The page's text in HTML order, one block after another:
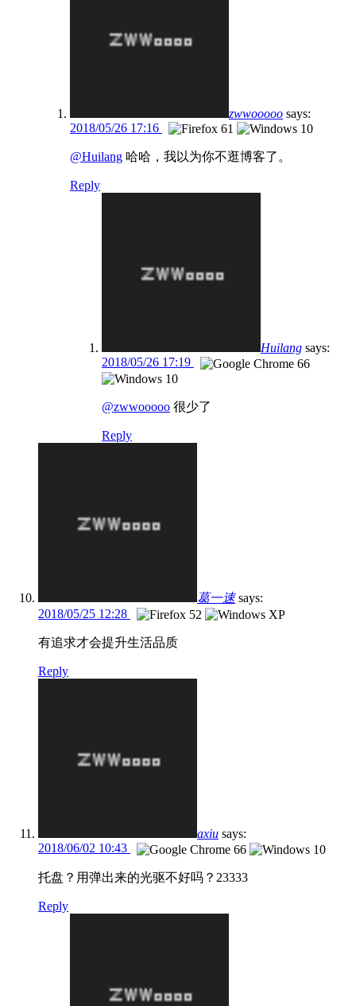
zwwooooo says:
2018/05/26 17:16
@Huilang 哈哈，我以为你不逛博客了。
Reply
Huilang says:
2018/05/26 17:19
@zwwooooo 很少了
Reply
葛一速 says:
2018/05/25 12:28
有追求才会提升生活品质
Reply
axiu says:
2018/06/02 10:43
托盘？用弹出来的光驱不好吗？23333
Reply